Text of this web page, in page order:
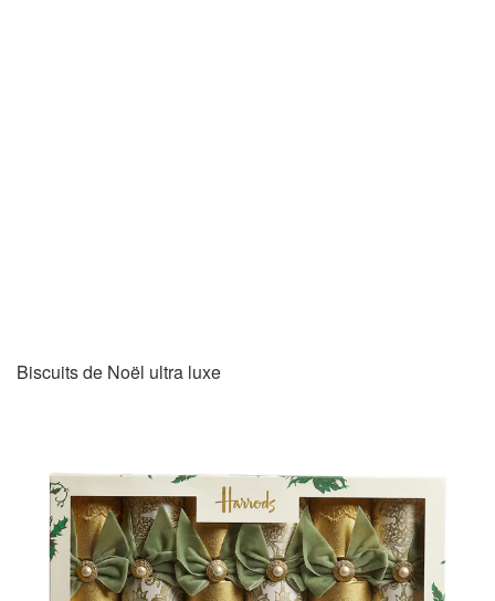
Biscuits de Noël ultra luxe